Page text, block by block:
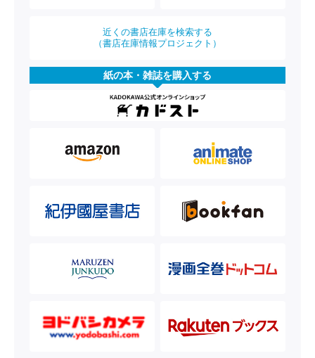
近くの書店在庫を検索する
（書店在庫情報プロジェクト）
紙の本・雑誌を購入する